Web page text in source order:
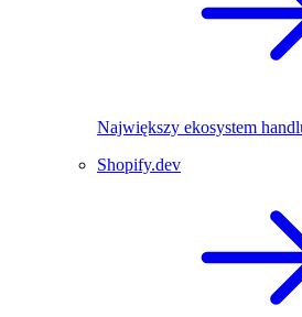
Największy ekosystem
Shopify.dev